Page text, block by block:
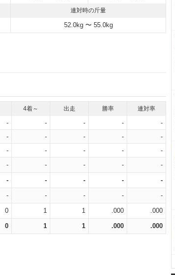
連対時の斤量
52.0kg 〜 55.0kg
4着～ 出走 勝率 連対率
- - - -
-
- - - -
-
- - - -
-
- - - - -
- - - - -
- - - - -
0 1 1 .000 .000
0 1 1 .000 .000